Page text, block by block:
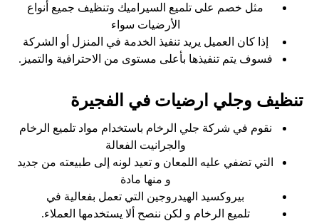
مثل خصم على تلميع السيراميك وتنظيف جميع أنواع
الأرضيات سواء
إذا كان العميل يريد تنفيذ الخدمة في المنزل أو الشركة
فسوف يتم تنفيذها بأعلى مستوى من الاحترافية والتميز.
تنظيف وجلي ارضيات في الفجيرة
نقوم في شركة جلي الرخام باستخدام مواد تلميع الرخام
والجرانيت الفعالة
التي تضفي عليه اللمعان و تعيد لونه إلى طبيعته من جديد
و منها مادة
بيروكسيد الهيدروجين التي تعمل بفعالية في
تلميع الرخام و لكن ننصح ألا يستخدمها العملاء.